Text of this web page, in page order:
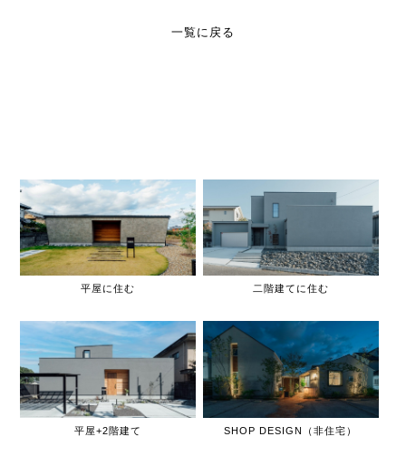
一覧に戻る
平屋に住む 二階建てに住む
平屋+2階建て SHOP DESIGN（非住宅）